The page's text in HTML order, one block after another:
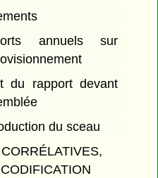
annuels sur
du rapport devant
du sceau